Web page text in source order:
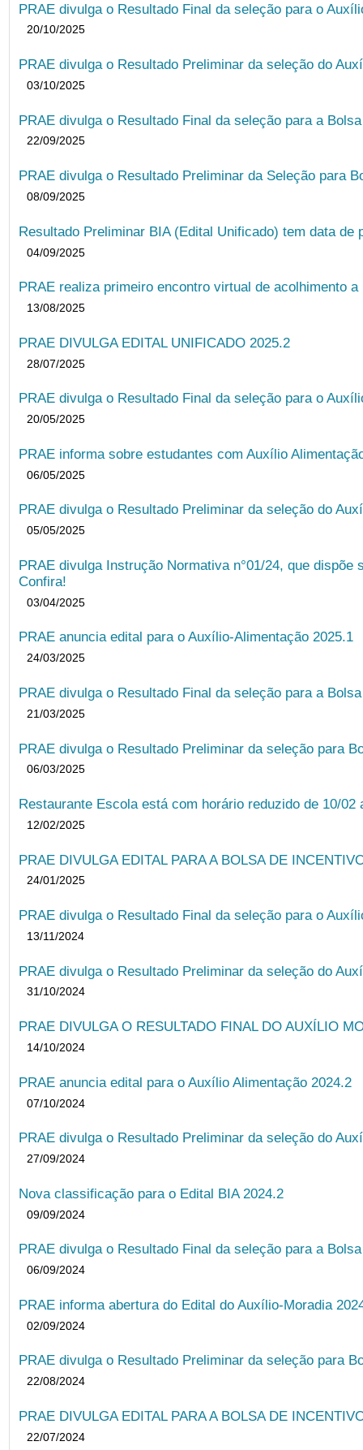
PRAE divulga o Resultado Final da seleção para o
20/10/2025
PRAE divulga o Resultado Preliminar da seleção do
03/10/2025
PRAE divulga o Resultado Final da seleção para a
22/09/2025
PRAE divulga o Resultado Preliminar da Seleção para
08/09/2025
Resultado Preliminar BIA (Edital Unificado) tem data de
04/09/2025
PRAE realiza primeiro encontro virtual de acolhimento
13/08/2025
PRAE DIVULGA EDITAL UNIFICADO 2025.2
28/07/2025
PRAE divulga o Resultado Final da seleção para o
20/05/2025
PRAE informa sobre estudantes com Auxílio
06/05/2025
PRAE divulga o Resultado Preliminar da seleção do
05/05/2025
PRAE divulga Instrução Normativa n°01/24, que
Confira!
03/04/2025
PRAE anuncia edital para o Auxílio-Alimentação 2025.1
24/03/2025
PRAE divulga o Resultado Final da seleção para a
21/03/2025
PRAE divulga o Resultado Preliminar da seleção para
06/03/2025
Restaurante Escola está com horário reduzido de 10/
12/02/2025
PRAE DIVULGA EDITAL PARA A BOLSA DE
24/01/2025
PRAE divulga o Resultado Final da seleção para o
13/11/2024
PRAE divulga o Resultado Preliminar da seleção do
31/10/2024
PRAE DIVULGA O RESULTADO FINAL DO AUXÍLIO
14/10/2024
PRAE anuncia edital para o Auxílio Alimentação 2024.2
07/10/2024
PRAE divulga o Resultado Preliminar da seleção do
27/09/2024
Nova classificação para o Edital BIA 2024.2
09/09/2024
PRAE divulga o Resultado Final da seleção para a
06/09/2024
PRAE informa abertura do Edital do Auxílio-Moradia
02/09/2024
PRAE divulga o Resultado Preliminar da seleção para
22/08/2024
PRAE DIVULGA EDITAL PARA A BOLSA DE
22/07/2024